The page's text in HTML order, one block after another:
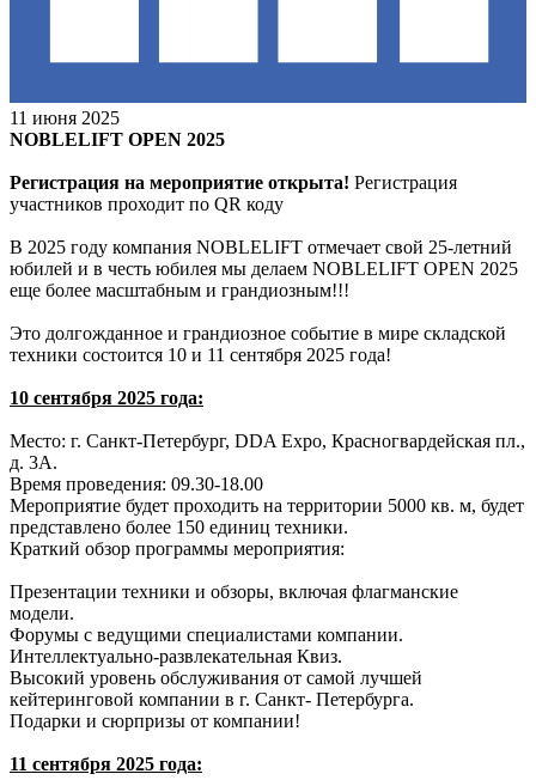
11 июня 2025
NOBLELIFT OPEN 2025
Регистрация на мероприятие открыта! Регистрация
участников проходит по QR коду
В 2025 году компания NOBLELIFT отмечает свой 25-летний
юбилей и в честь юбилея мы делаем NOBLELIFT OPEN 2025
еще более масштабным и грандиозным!!!
Это долгожданное и грандиозное событие в мире складской
техники состоится 10 и 11 сентября 2025 года!
10 сентября 2025 года:
Место: г. Санкт-Петербург, DDA Expo, Красногвардейская пл.,
д. 3А.
Время проведения: 09.30-18.00
Мероприятие будет проходить на территории 5000 кв. м, будет
представлено более 150 единиц техники.
Краткий обзор программы мероприятия:
Презентации техники и обзоры, включая флагманские
модели.
Форумы с ведущими специалистами компании.
Интеллектуально-развлекательная Квиз.
Высокий уровень обслуживания от самой лучшей
кейтеринговой компании в г. Санкт- Петербурга.
Подарки и сюрпризы от компании!
11 сентября 2025 года: